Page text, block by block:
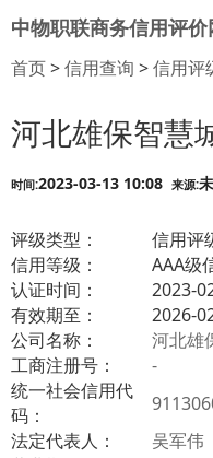
中物职联商务信用评
首页>信用查询 >信用评
河北雄保智慧
时间:2023-03-13 10:08 来源:
评级类型：
信用评
信用等级：
AAA级
认证时间：
2023-
有效期至：
2026-
公司名称：
河北雄
工商注册号：
-
统一社会信用代
码：
法定代表人：
吴军伟